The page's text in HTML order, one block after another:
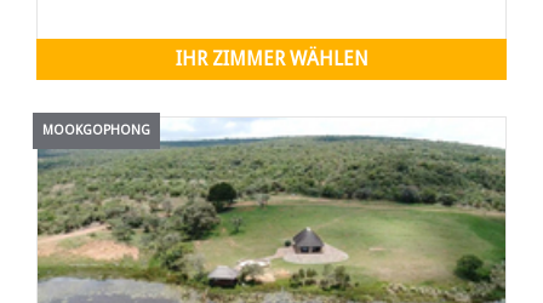
IHR ZIMMER WÄHLEN
MOOKGOPHONG